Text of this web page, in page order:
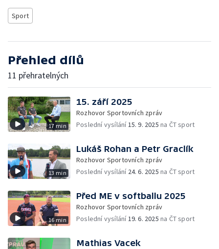
Sport
Přehled dílů
11 přehratelných
17 min
15. září 2025
Rozhovor Sportovních zpráv
Poslední vysílání15. 9. 2025 na ČT sport
13 min
Lukáš Rohan a Petr Graclík
Rozhovor Sportovních zpráv
Poslední vysílání 24. 6. 2025 na ČT sport
16 min
Před ME v softballu 2025
Rozhovor Sportovních zpráv
Poslední vysílání19. 6. 2025 na ČT sport
Mathias Vacek